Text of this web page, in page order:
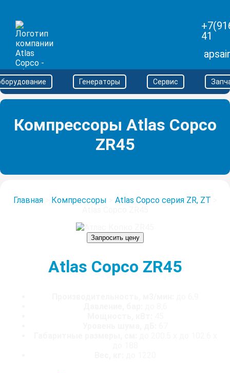
41
Генераторы Сервис
Компрессоры Atlas Copco
ZR45
Главная> Компрессоры Atlas Copco серия ZR, ZT
Запросить цену
Atlas Copco ZR45